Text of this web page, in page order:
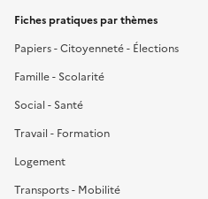
Fiches pratiques par thèmes
Papiers - Citoyenneté - Élections
Famille - Scolarité
Social - Santé
Travail - Formation
Logement
Transports - Mobilité